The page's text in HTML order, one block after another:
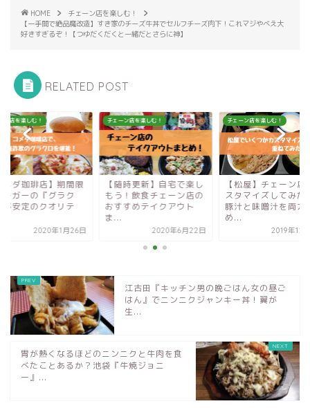
HOME
チェーン店を楽しむ！
【一手間で絶品魔改造】すき家のチーズ牛丼でセルフチーズ肉下！これマジやべえ大
好きすぎるぞ！【つゆだくだくと一緒だとさらに神】
RELATED POST
ン店を楽しむ！
時更新】自宅で楽し
飲食チェーン店の
すめテイクアウト
2020年6月22日
チェーン店を楽しむ！
【松屋】チェーン店でカ
スタマイズしてみた！〜
豚汁と味噌汁を両方飲
め...
2019年12月19日
チェーン店を楽しむ！
【コメダ珈琲店】期
定バーガーの『グラ
ロ』が安定のクオリ
ィ！...
2020年1
江古田『キッチン男の晩ごはん女の昼ご
はん』でニンニクジャンキー丼！翼が
生...
胃が熱くなるほどのニンニクと牛肉を食
べたことあるか？池袋『牛焼ジョニ
ー』...